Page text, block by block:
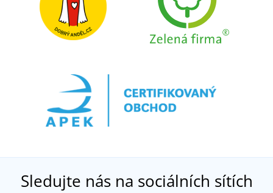
Sledujte nás na sociálních sítích